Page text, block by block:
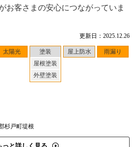
更新日：2025.12.26
太陽光
塗装
屋根塗装
外壁塗装
屋上防水 雨漏り
杉戸町堤根
お客さまの安心につながっていま